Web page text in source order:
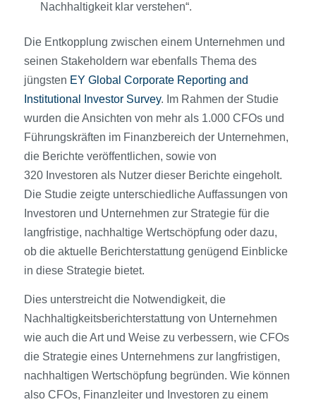
Nachhaltigkeit klar verstehen“.
Die Entkopplung zwischen einem Unternehmen und
seinen Stakeholdern war ebenfalls Thema des
jüngsten EY Global Corporate Reporting and
Institutional Investor Survey. Im Rahmen der Studie
wurden die Ansichten von mehr als 1.000 CFOs und
Führungskräften im Finanzbereich der Unternehmen,
die Berichte veröffentlichen, sowie von
320 Investoren als Nutzer dieser Berichte eingeholt.
Die Studie zeigte unterschiedliche Auffassungen von
Investoren und Unternehmen zur Strategie für die
langfristige, nachhaltige Wertschöpfung oder dazu,
ob die aktuelle Berichterstattung genügend Einblicke
in diese Strategie bietet.
Dies unterstreicht die Notwendigkeit, die
Nachhaltigkeitsberichterstattung von Unternehmen
wie auch die Art und Weise zu verbessern, wie CFOs
die Strategie eines Unternehmens zur langfristigen,
nachhaltigen Wertschöpfung begründen. Wie können
also CFOs, Finanzleiter und Investoren zu einem